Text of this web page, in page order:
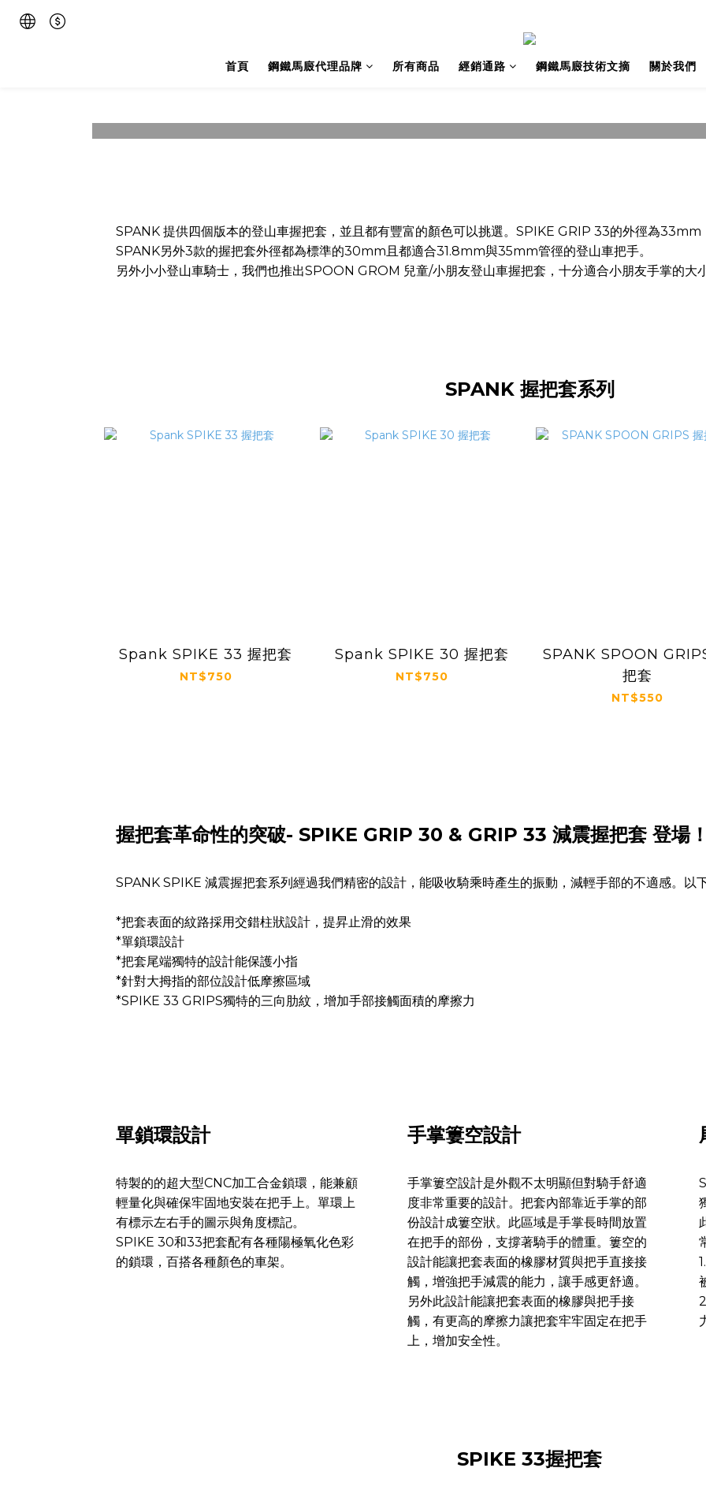
首頁 鋼鐵馬廄代理品牌 所有商品 經銷通路 鋼鐵馬廄技術文摘 關於我們
SPANK 握把套選購指南
SPANK 提供四個版本的登山車握把套，並且都有豐富的顏色可以挑選。SPIKE GRIP 33的外徑為33mm
SPANK另外3款的握把套外徑都為標準的30mm且都適合31.8mm與35mm管徑的登山車把手。
另外小小登山車騎士，我們也推出SPOON GROM 兒童/小朋友登山車握把套，十分適合小朋友手掌的大小
SPANK 握把套系列
Spank SPIKE 33 握把套
NT$750
Spank SPIKE 30 握把套
NT$750
SPANK SPOON
把套
NT$550
握把套革命性的突破- SPIKE GRIP 30 & GRIP 33 減震握把套 登場！
SPANK SPIKE 減震握把套系列經過我們精密的設計，能吸收騎乘時產生的振動，減輕手部的不適感。以
*把套表面的紋路採用交錯柱狀設計，提昇止滑的效果
*單鎖環設計
*把套尾端獨特的設計能保護小指
*針對大拇指的部位設計低摩擦區域
*SPIKE 33 GRIPS獨特的三向肋紋，增加手部接觸面積的摩擦力
單鎖環設計
特製的的超大型CNC加工合金鎖環，能兼顧
輕量化與確保牢固地安裝在把手上。單環上
有標示左右手的圖示與角度標記。
SPIKE 30和33把套配有各種陽極氧化色彩
的鎖環，百搭各種顏色的車架。
手掌簍空設計
手掌簍空設計是外觀不太明顯但對騎手舒適
度非常重要的設計。把套內部靠近手掌的部
份設計成簍空狀。此區域是手掌長時間放置
在把手的部份，支撐著騎手的體重。簍空的
設計能讓把套表面的橡膠材質與把手直接接
觸，增強把手減震的能力，讓手感更舒適。
另外此設計能讓把套表面的橡膠與把手接
觸，有更高的摩擦力讓把套牢牢固定在把手
上，增加安全性。
SPIKE 33握把套